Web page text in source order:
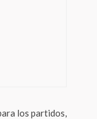
los partidos,